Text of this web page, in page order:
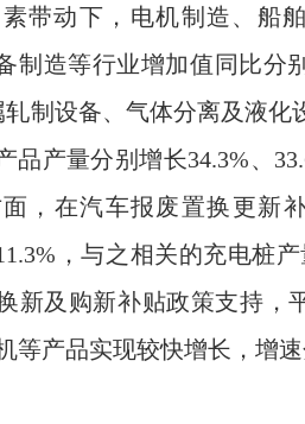
带动下，电机制造、船
制造等行业增加值同比分
轧制设备、气体分离及液化
品产量分别增长34.3%、
，在汽车报废置换更新
，与之相关的充电桩
新及购新补贴政策支持，
等产品实现较快增长，增